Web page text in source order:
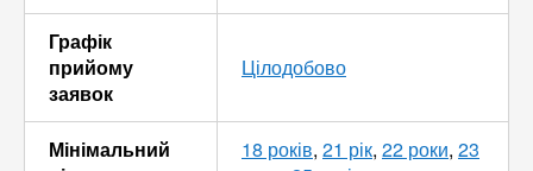
Графік
прийому
заявок
Цілодобово
Мінімальний
18 років, 21 рік, 22 роки, 23